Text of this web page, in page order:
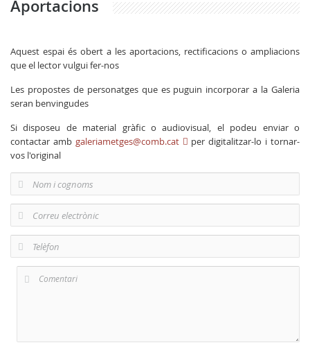
Aportacions
Aquest espai és obert a les aportacions, rectificacions o ampliacions
que el lector vulgui fer-nos
Les propostes de personatges que es puguin incorporar a la Galeria
seran benvingudes
Si disposeu de material gràfic o audiovisual, el podeu enviar o
contactar amb galeriametges@comb.cat
per digitalitzar-lo i tornar-
vos l'original